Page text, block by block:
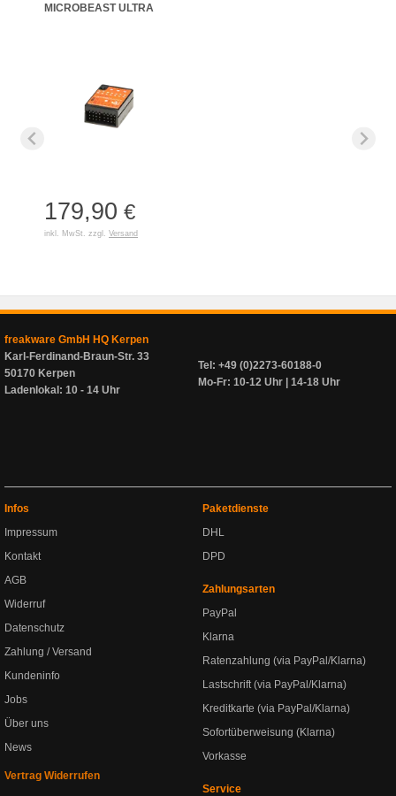
MICROBEAST ULTRA
179,90 €
inkl. MwSt. zzgl. Versand
freakware GmbH HQ Kerpen
Karl-Ferdinand-Braun-Str. 33
50170 Kerpen
Ladenlokal: 10 - 14 Uhr
Tel: +49 (0)2273-60188-0
Mo-Fr: 10-12 Uhr | 14-18 Uhr
Infos
Impressum
Kontakt
AGB
Widerruf
Datenschutz
Zahlung / Versand
Kundeninfo
Jobs
Über uns
News
Vertrag Widerrufen
Paketdienste
DHL
DPD
Zahlungsarten
PayPal
Klarna
Ratenzahlung (via PayPal/Klarna)
Lastschrift (via PayPal/Klarna)
Kreditkarte (via PayPal/Klarna)
Sofortüberweisung (Klarna)
Vorkasse
Service